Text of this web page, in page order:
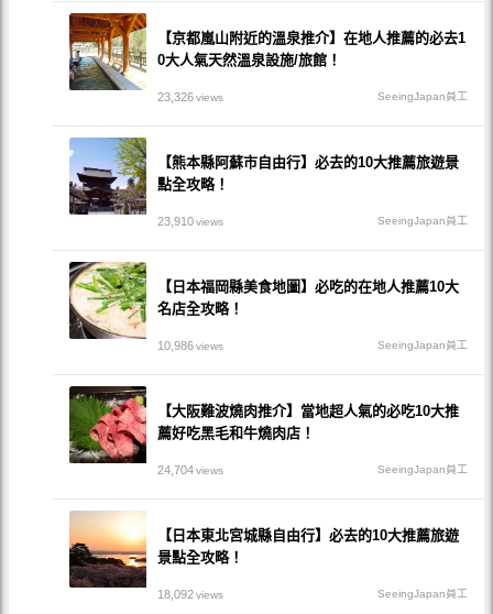
【京都嵐山附近的溫泉推介】在地人推薦的必去1
0大人氣天然溫泉設施/旅館！
23,326views SeeingJapan員工
【熊本縣阿蘇市自由行】必去的10大推薦旅遊景
點全攻略！
23,910views SeeingJapan員工
【日本福岡縣美食地圖】必吃的在地人推薦10大
名店全攻略！
10,986views SeeingJapan員工
【大阪難波燒肉推介】當地超人氣的必吃10大推
薦好吃黑毛和牛燒肉店！
24,704views SeeingJapan員工
【日本東北宮城縣自由行】必去的10大推薦旅遊
景點全攻略！
18,092views SeeingJapan員工